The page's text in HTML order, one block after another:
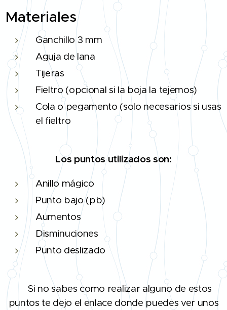
Materiales
Ganchillo 3 mm
Aguja de lana
Tijeras
Fieltro (opcional si la boja la tejemos)
Cola o pegamento (solo necesarios si usas
el fieltro
Los puntos utilizados son:
Anillo mágico
Punto bajo (pb)
Aumentos
Disminuciones
Punto deslizado
❗Si no sabes como realizar alguno de estos
puntos te dejo el enlace donde puedes ver unos